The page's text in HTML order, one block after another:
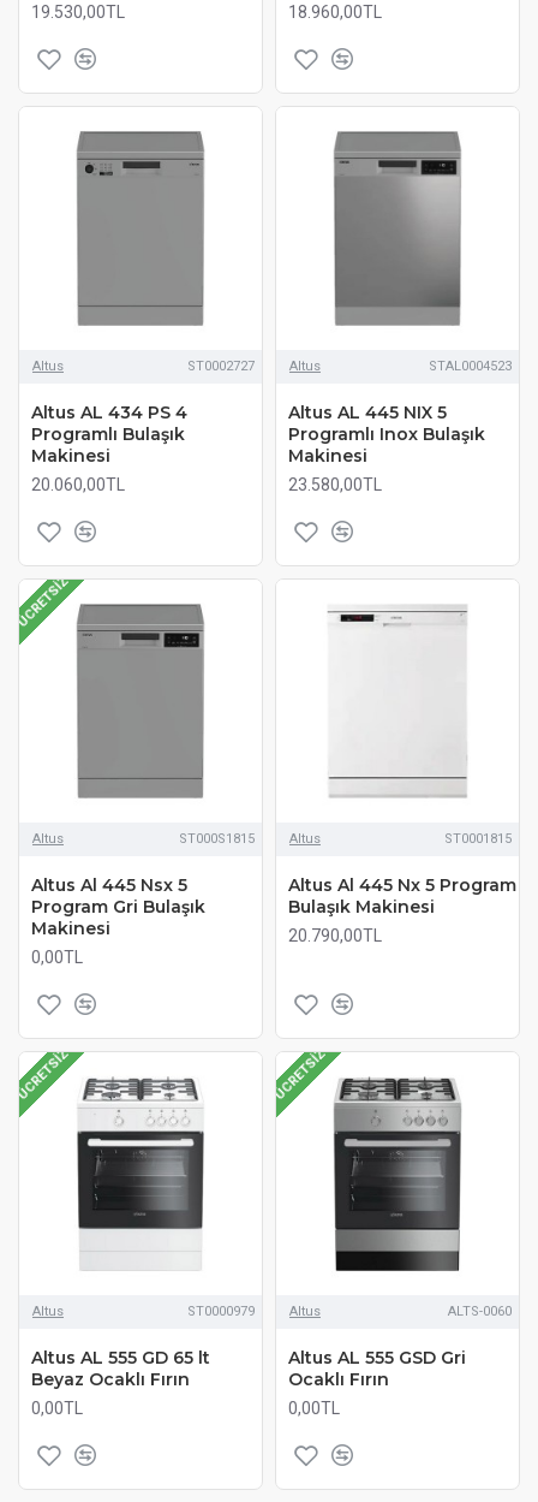
19.530,00TL 18.960,00TL
Altus ST0002727
Altus AL 434 PS 4
Programlı Bulaşık
Makinesi
20.060,00TL
Altus STAL0004523
Altus AL 445 NIX 5
Programlı Inox Bulaşık
Makinesi
23.580,00TL
ÜCRETSIZ
Altus ST000S1815
Altus Al 445 Nsx 5
Program Gri Bulaşık
Makinesi
0,00TL
Altus ST0001815
Altus Al 445 Nx 5 Program
Bulaşık Makinesi
20.790,00TL
ÜCRETSIZ
Altus ST0000979
Altus AL 555 GD 65 lt
Beyaz Ocaklı Fırın
0,00TL
ÜCRETSIZ
Altus ALTS-0060
Altus AL 555 GSD Gri
Ocaklı Fırın
0,00TL